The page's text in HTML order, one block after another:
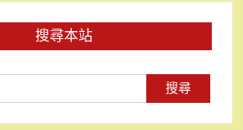
搜尋本站
尋
關